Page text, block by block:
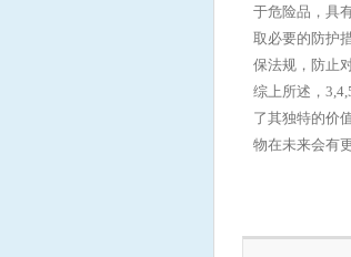
于危险品，具
取必要的防护
保法规，防止
综上所述，
了其独特的价
物在未来会有